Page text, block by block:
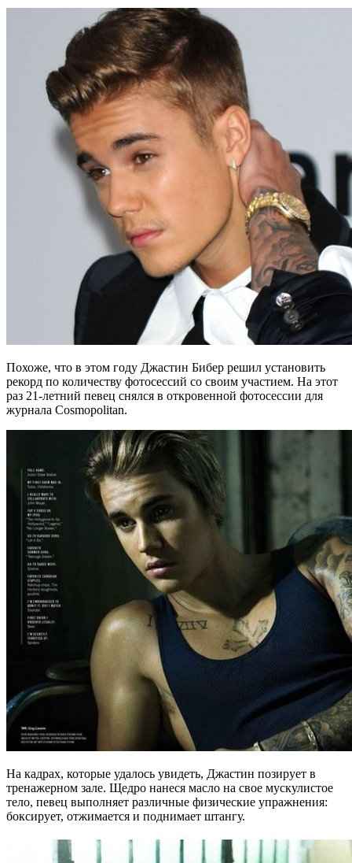
Похоже, что в этом году Джастин Бибер решил установить
рекорд по количеству фотосессий со своим участием. На этот
раз 21-летний певец снялся в откровенной фотосессии для
журнала Cosmopolitan.
На кадрах, которые удалось увидеть, Джастин позирует в
тренажерном зале. Щедро нанеся масло на свое мускулистое
тело, певец выполняет различные физические упражнения:
боксирует, отжимается и поднимает штангу.